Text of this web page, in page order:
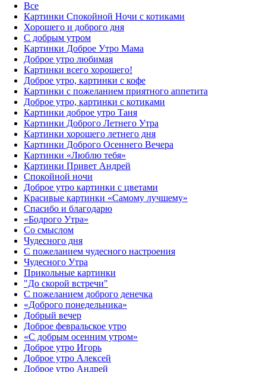
Все
Картинки Спокойной Ночи с котиками
Хорошего и доброго дня
С добрым утром
Картинки Доброе Утро Мама
Доброе утро любимая
Картинки всего хорошего!
Доброе утро, картинки с кофе
Картинки с пожеланием приятного аппетита
Доброе утро, картинки с котиками
Картинки доброе утро Таня
Картинки Доброго Летнего Утра
Картинки хорошего летнего дня
Картинки Доброго Осеннего Вечера
Картинки «Люблю тебя»
Картинки Привет Андрей
Спокойной ночи
Доброе утро картинки с цветами
Красивые картинки «Самому лучшему»
Спасибо и благодарю
«‎Бодрого Утра»‎
Со смыслом
Чудесного дня
С пожеланием чудесного настроения
Чудесного Утра
Прикольные картинки
"До скорой встречи"
С пожеланием доброго денечка
«Доброго понедельника»‎
Добрый вечер
Доброе февральское утро
«С добрым осенним утром»‎
Доброе утро Игорь
Доброе утро Алексей
Доброе утро Андрей